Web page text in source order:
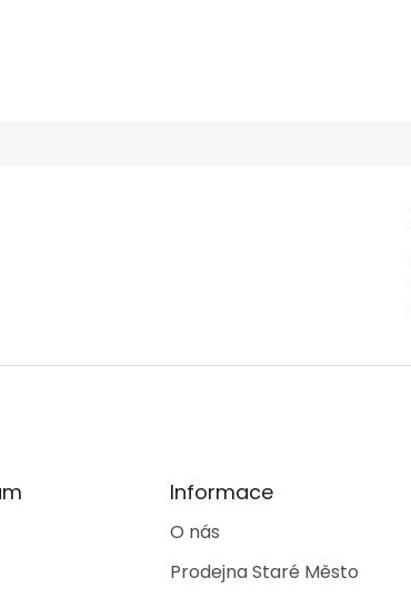
Informace
O nás
Prodejna Staré Město